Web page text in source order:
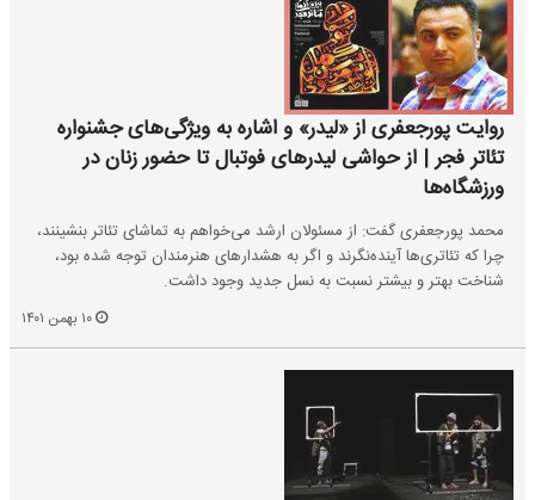
روایت پورجعفری از «لیدر» و اشاره به ویژگی‌های جشنواره
تئاتر فجر | از حواشی لیدرهای فوتبال تا حضور زنان در
ورزشگاه‌ها
محمد پورجعفری گفت: از مسئولان ارشد می‌خواهم به تماشای تئاتر بنشینند،
چرا که تئاتری‌ها آینده‌نگرند و اگر به هشدارهای هنرمندان توجه شده بود،
شناخت بهتر و بیشتر نسبت به نسل جدید وجود داشت.